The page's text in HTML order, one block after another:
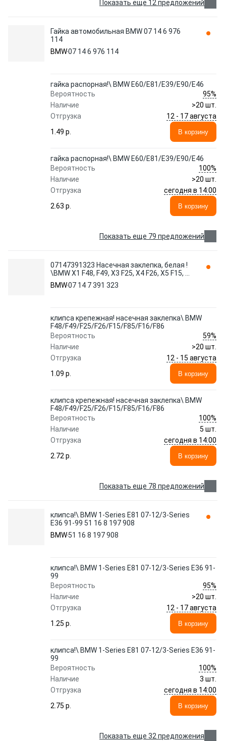
Показать еще 12 предложений
Гайка автомобильная BMW 07 14 6 976
114
BMW07 14 6 976 114
гайка распорная!\ BMW E60/E81/E39/E90/E46
Вероятность
95%
Наличие
>20 шт.
Отгрузка
12 - 17 августа
1.49 p.
В корзину
гайка распорная!\ BMW E60/E81/E39/E90/E46
Вероятность
100%
Наличие
>20 шт.
Отгрузка
сегодня в 14:00
2.63 p.
В корзину
Показать еще 79 предложений
07147391323 Насечная заклепка, белая !
\BMW X1 F48, F49, X3 F25, X4 F26, X5 F15, M
F85, X6 F16, F86
BMW07 14 7 391 323
клипса крепежная! насечная заклепка\ BMW
F48/F49/F25/F26/F15/F85/F16/F86
Вероятность
59%
Наличие
>20 шт.
Отгрузка
12 - 15 августа
1.09 p.
В корзину
клипса крепежная! насечная заклепка\ BMW
F48/F49/F25/F26/F15/F85/F16/F86
Вероятность
100%
Наличие
5 шт.
Отгрузка
сегодня в 14:00
2.72 p.
В корзину
Показать еще 78 предложений
клипса!\ BMW 1-Series E81 07-12/3-Series
E36 91-99 51 16 8 197 908
BMW51 16 8 197 908
клипса!\ BMW 1-Series E81 07-12/3-Series E36 91-
99
Вероятность
95%
Наличие
>20 шт.
Отгрузка
12 - 17 августа
1.25 p.
В корзину
клипса!\ BMW 1-Series E81 07-12/3-Series E36 91-
99
Вероятность
100%
Наличие
3 шт.
Отгрузка
сегодня в 14:00
2.75 p.
В корзину
Показать еще 32 предложения